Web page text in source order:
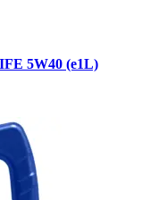
5W40 (e1L)